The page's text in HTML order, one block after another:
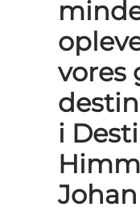
vores
i